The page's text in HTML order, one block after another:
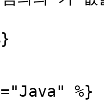
%}